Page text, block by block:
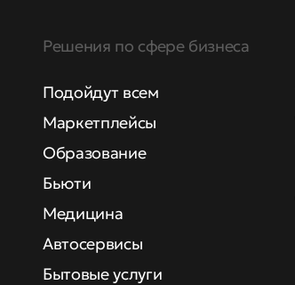
Решения по сфере бизнеса
Подойдут всем
Маркетплейсы
Образование
Бьюти
Медицина
Автосервисы
Бытовые услуги